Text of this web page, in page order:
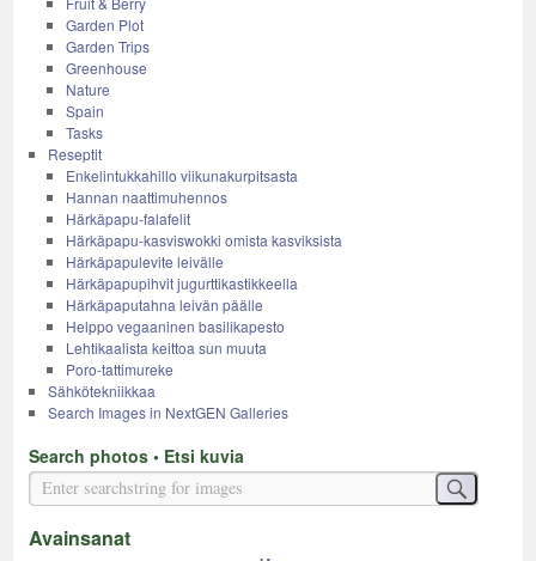
Garden Plot
Garden Trips
Greenhouse
Nature
Spain
Tasks
Reseptit
Enkelintukkahillo viikunakurpitsasta
Hannan naattimuhennos
Härkäpapu-falafelit
Härkäpapu-kasviswokki omista kasviksista
Härkäpapulevite leivälle
Härkäpapupihvit jugurttikastikkeella
Härkäpaputahna leivän päälle
Helppo vegaaninen basilikapesto
Lehtikaalista keittoa sun muuta
Poro-tattimureke
Sähkötekniikkaa
Search Images in NextGEN Galleries
Search photos • Etsi kuvia
Avainsanat